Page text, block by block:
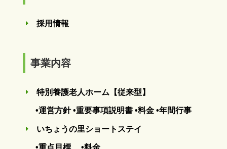
E 採用情報
事業内容
E 特別養護老人ホーム【従来型】
•運営方針 •重要事項説明書 •料金 •年間行事
E いちょうの里ショートステイ
•重点目標 •料金